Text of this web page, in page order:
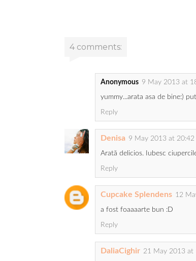
4 comments:
Anonymous 9 May 2013 at
yummy...arata asa de bine:)
Reply
Denisa 9 May 2013 at 20:42
Arată delicios. Iubesc
Reply
Cupcake Splendens 12
a fost foaaaarte bun :D
Reply
DaliaCighir 21 May 2013 at